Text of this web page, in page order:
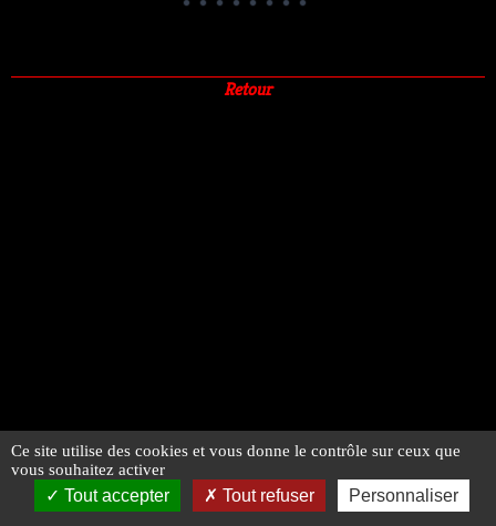
Retour
Ce site utilise des cookies et vous donne le contrôle sur ceux que
vous souhaitez activer
Tout accepter Tout refuser Personnaliser